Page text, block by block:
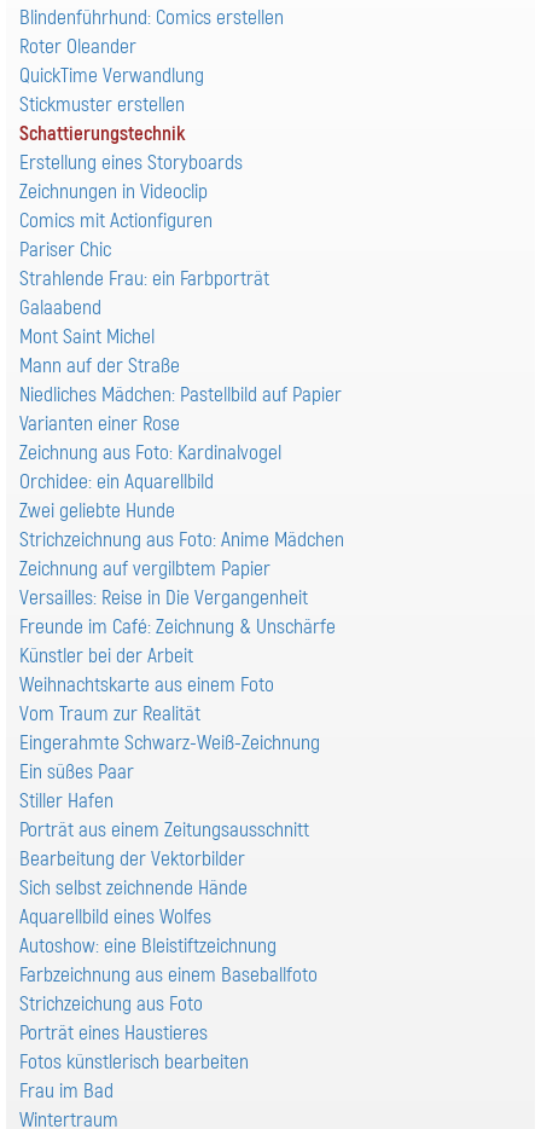
Blindenführhund: Comics erstellen
Roter Oleander
QuickTime Verwandlung
Stickmuster erstellen
Schattierungstechnik
Erstellung eines Storyboards
Zeichnungen in Videoclip
Comics mit Actionfiguren
Pariser Chic
Strahlende Frau: ein Farbporträt
Galaabend
Mont Saint Michel
Mann auf der Straße
Niedliches Mädchen: Pastellbild auf Papier
Varianten einer Rose
Zeichnung aus Foto: Kardinalvogel
Orchidee: ein Aquarellbild
Zwei geliebte Hunde
Strichzeichnung aus Foto: Anime Mädchen
Zeichnung auf vergilbtem Papier
Versailles: Reise in Die Vergangenheit
Freunde im Café: Zeichnung & Unschärfe
Künstler bei der Arbeit
Weihnachtskarte aus einem Foto
Vom Traum zur Realität
Eingerahmte Schwarz-Weiß-Zeichnung
Ein süßes Paar
Stiller Hafen
Porträt aus einem Zeitungsausschnitt
Bearbeitung der Vektorbilder
Sich selbst zeichnende Hände
Aquarellbild eines Wolfes
Autoshow: eine Bleistiftzeichnung
Farbzeichnung aus einem Baseballfoto
Strichzeichung aus Foto
Porträt eines Haustieres
Fotos künstlerisch bearbeiten
Frau im Bad
Wintertraum